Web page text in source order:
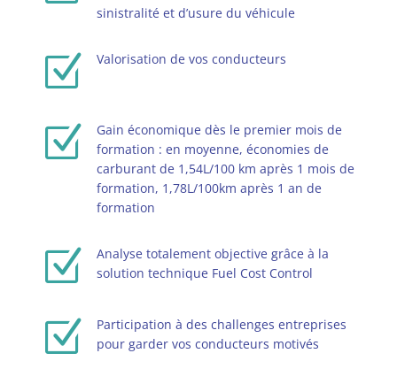
sinistralité et d’usure du véhicule
Z Valorisation de vos conducteurs
Z
Gain économique dès le premier mois de
formation : en moyenne, économies de
carburant de 1,54L/100 km après 1 mois de
formation, 1,78L/100km après 1 an de
formation
Z
Analyse totalement objective grâce à la
solution technique Fuel Cost Control
Z
Participation à des challenges entreprises
pour garder vos conducteurs motivés